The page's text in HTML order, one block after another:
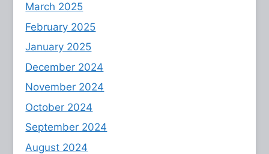
March 2025
February 2025
January 2025
December 2024
November 2024
October 2024
September 2024
August 2024